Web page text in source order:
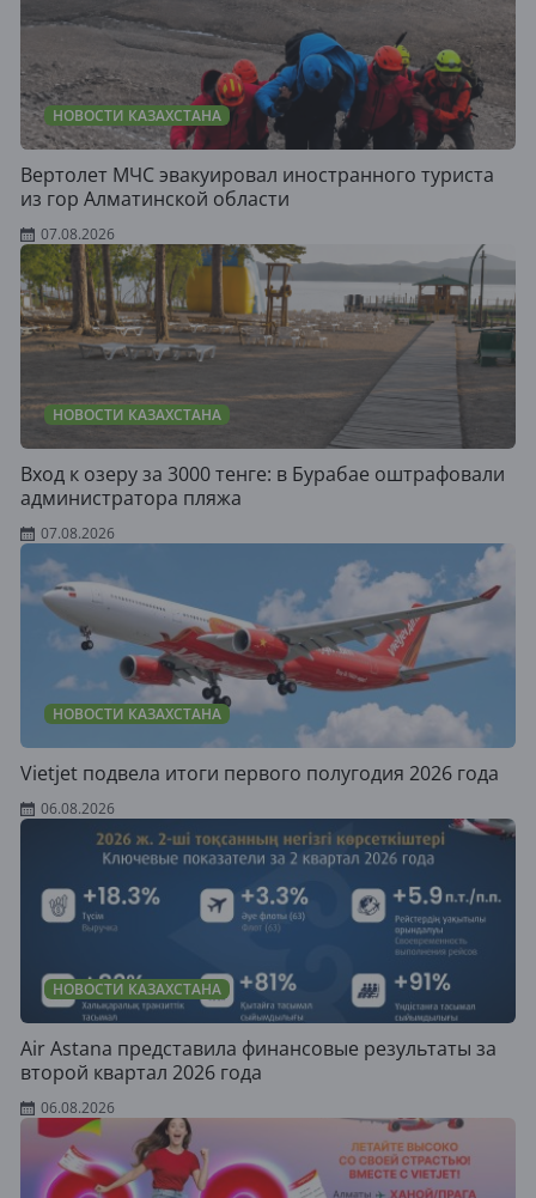
НОВОСТИ КАЗАХСТАНА
Вертолет МЧС эвакуировал иностранного туриста
из гор Алматинской области
07.08.2026
НОВОСТИ КАЗАХСТАНА
Вход к озеру за 3000 тенге: в Бурабае оштрафовали
администратора пляжа
07.08.2026
НОВОСТИ КАЗАХСТАНА
Vietjet подвела итоги первого полугодия 2026 года
06.08.2026
НОВОСТИ КАЗАХСТАНА
Air Astana представила финансовые результаты за
второй квартал 2026 года
06.08.2026